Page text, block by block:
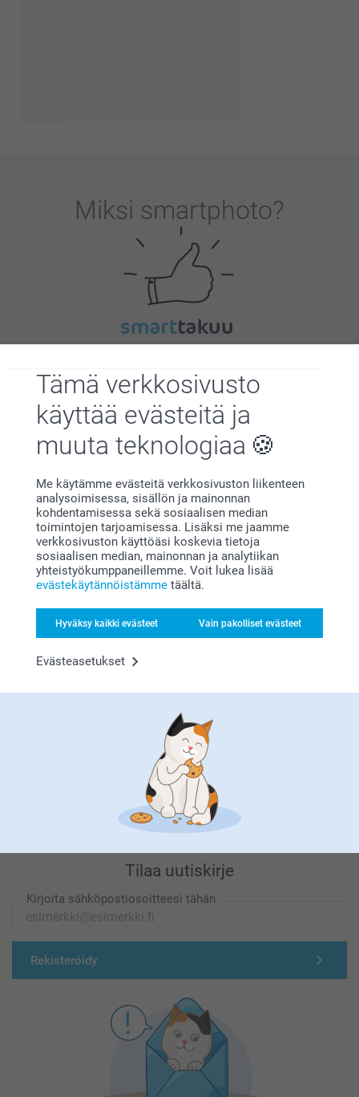
Tämä verkkosivusto
käyttää evästeitä ja
muuta teknologiaa
Me käytämme evästeitä verkkosivuston liikenteen
analysoimisessa, sisällön ja mainonnan
kohdentamisessa sekä sosiaalisen median
toimintojen tarjoamisessa. Lisäksi me jaamme
verkkosivuston käyttöäsi koskevia tietoja
sosiaalisen median, mainonnan ja analytiikan
yhteistyökumppaneillemme. Voit lukea lisää
evästekäytännöistämme täältä.
Hyväksy kaikki evästeet Vain pakolliset evästeet
Evästeasetukset
Miksi smartphoto?
Bonusta kaikista tilauksista
Etsitkö inspiraatiota?
Olemme täällä sinun vuoksesi
Tilaa uutiskirje
Kirjoita sähköpostiosoitteesi tähän
Rekisteröidy